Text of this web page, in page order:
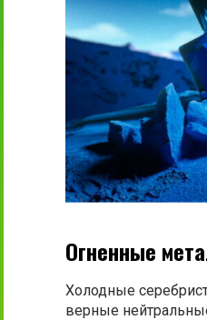
Огненные
Холодные
верные